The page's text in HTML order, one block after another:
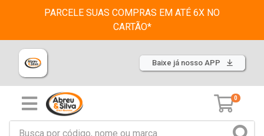
PARCELE SUAS COMPRAS EM ATÉ 6X NO
CARTÃO*
Baixe já nosso APP
0